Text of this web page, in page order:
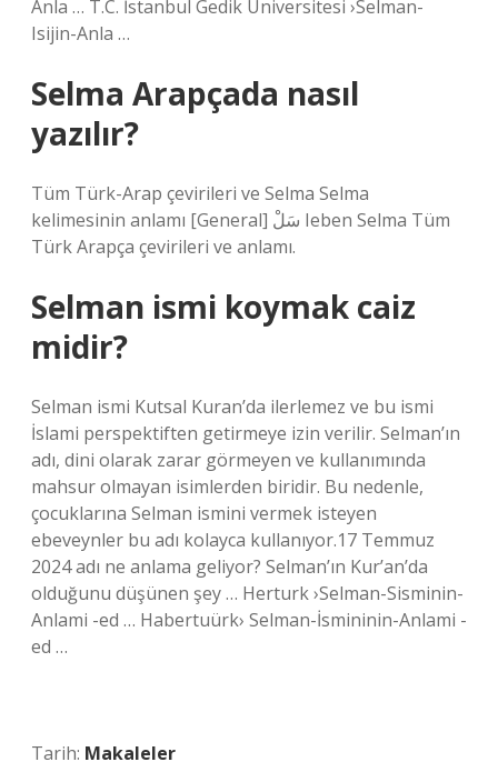
Anla … T.C. İstanbul Gedik Üniversitesi ›Selman-
Isijin-Anla …
Selma Arapçada nasıl
yazılır?
Tüm Türk-Arap çevirileri ve Selma Selma
kelimesinin anlamı [General] سَلْ Ieben Selma Tüm
Türk Arapça çevirileri ve anlamı.
Selman ismi koymak caiz
midir?
Selman ismi Kutsal Kuran’da ilerlemez ve bu ismi
İslami perspektiften getirmeye izin verilir. Selman’ın
adı, dini olarak zarar görmeyen ve kullanımında
mahsur olmayan isimlerden biridir. Bu nedenle,
çocuklarına Selman ismini vermek isteyen
ebeveynler bu adı kolayca kullanıyor.17 Temmuz
2024 adı ne anlama geliyor? Selman’ın Kur’an’da
olduğunu düşünen şey … Herturk ›Selman-Sisminin-
Anlami -ed … Habertuürk› Selman-İsmininin-Anlami -
ed …
Tarih: Makaleler